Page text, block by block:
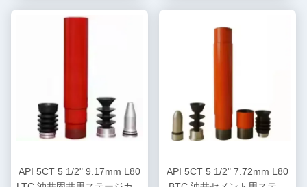
API 5CT 5 1/2" 9.17mm L80
API 5CT 5 1/2" 7.72mm L80